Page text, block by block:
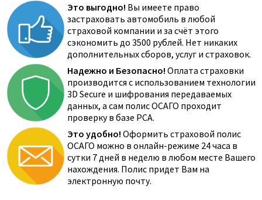
Это выгодно! Вы имеете право
застраховать автомобиль в любой
страховой компании и за счёт этого
сэкономить до 3500 рублей. Нет никаких
дополнительных сборов, услуг и страховок.
Надежно и Безопасно! Оплата страховки
производится с использованием технологии
3D Secure и шифрования передаваемых
данных, а сам полис ОСАГО проходит
проверку в базе РСА.
Это удобно! Оформить страховой полис
ОСАГО можно в онлайн-режиме 24 часа в
сутки 7 дней в неделю в любом месте Вашего
нахождения. Полис придет Вам на
электронную почту.